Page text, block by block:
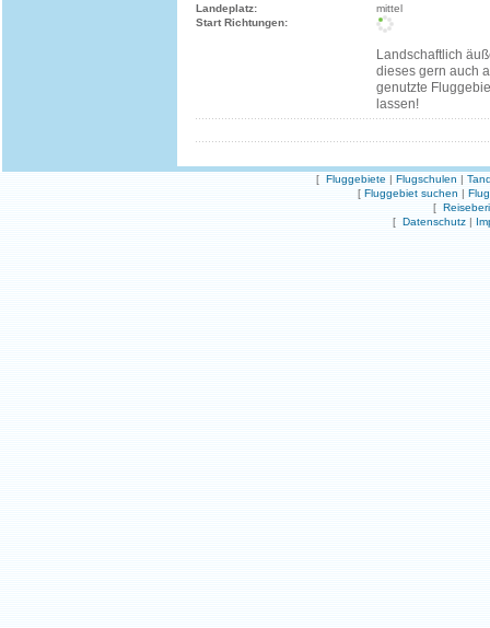
Landeplatz:
mittel
Start Richtungen:
Landschaftlich
dieses gern auch
genutzte
lassen!
[ Fluggebiete | Flugschulen |
[ Fluggebiet suchen |
[
[ Datenschutz |